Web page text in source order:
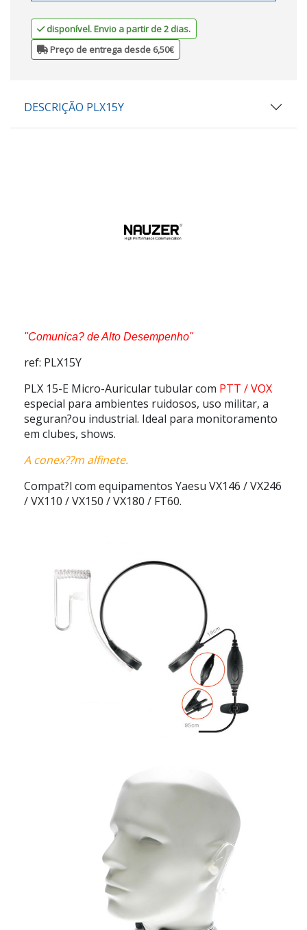
disponível. Envio a partir de 2 dias.
Preço de entrega desde 6,50€
DESCRIÇÃO PLX15Y
"Comunica? de Alto Desempenho"
ref: PLX15Y
PLX 15-E Micro-Auricular tubularcom PTT / VOX
especial para ambientes ruidosos, uso militar, a
seguran?ou industrial. Ideal para monitoramento
em clubes, shows.
A conex??m alfinete.
Compat?l com equipamentos Yaesu VX146 / VX246
/ VX110 / VX150 / VX180 / FT60.